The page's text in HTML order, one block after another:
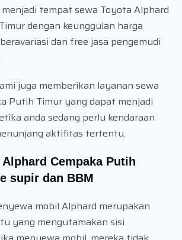
tempat sewa Toyota Alphard
dengan keunggulan harga
dan free jasa pengemudi
juga memberikan layanan sewa
Putih Timur yang dapat menjadi
anda sedang perlu kendaraan
aktifitas tertentu.
Cempaka Putih
supir dan BBM
mobil Alphard merupakan
yang mengutamakan sisi